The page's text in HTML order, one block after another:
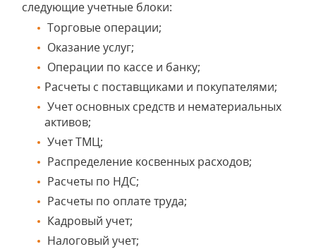
следующие учетные блоки:
Торговые операции;
Оказание услуг;
Операции по кассе и банку;
Расчеты с поставщиками и покупателями;
Учет основных средств и нематериальных
активов;
Учет ТМЦ;
Распределение косвенных расходов;
Расчеты по НДС;
Расчеты по оплате труда;
Кадровый учет;
Налоговый учет;